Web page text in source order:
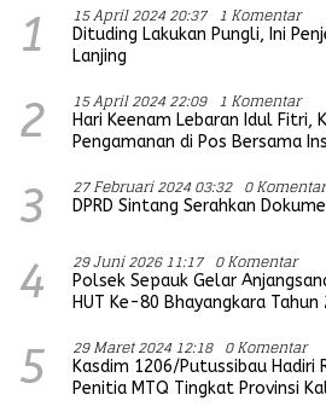
1 15 April 2024 20:37 1 Komentar
Dituding Lakukan Pungli, Ini
Lanjing
2 15 April 2024 22:09 1 Komentar
Hari Keenam Lebaran Idul Fitri,
Pengamanan di Pos Bersama
3 27 Februari 2024 03:32 0 Komentar
DPRD Sintang Serahkan
4 29 Juni 2026 11:17 0 Komentar
Polsek Sepauk Gelar
HUT Ke-80 Bhayangkara Tahun
5 29 Maret 2024 12:18 0 Komentar
Kasdim 1206/Putussibau Hadiri
Penitia MTQ Tingkat Provinsi